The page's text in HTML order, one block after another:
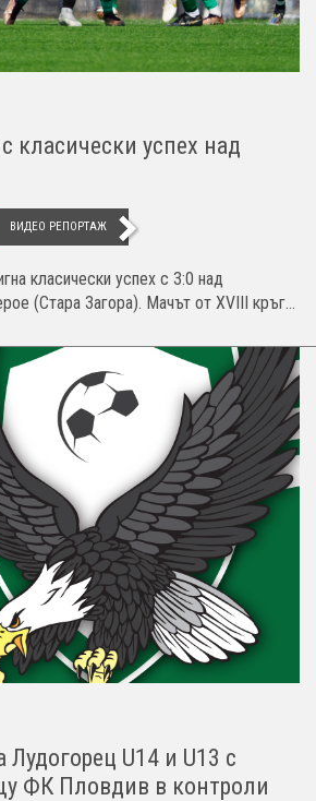
класически успех над
ВИДЕО РЕПОРТАЖ
класически успех с 3:0 над
(Стара Загора). Мачът от XVIII кръг...
U14 и U13 с
ФК Пловдив в контроли